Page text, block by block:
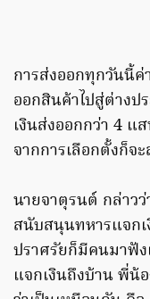
การส่งออกทุกวันนี้ค่
ออกสินค้าไปสู่ต่างป
เงินส่งออกกว่า 4
จากการเลือกตั้งก็จ
นายจาตุรนต์ กล่าว
สนับสนุนทหารแจกเ
ปราศรัยก็มีคนมาฟัง
แจกเงินถึงบ้าน พี่น้